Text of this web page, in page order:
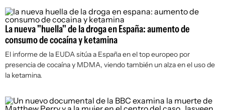
La nueva "huella" de la droga en España: aumento de
consumo de cocaína y ketamina
El informe de la EUDA sitúa a España en el top europeo por
presencia de cocaína y MDMA, viendo también un alza en el uso de
la ketamina.